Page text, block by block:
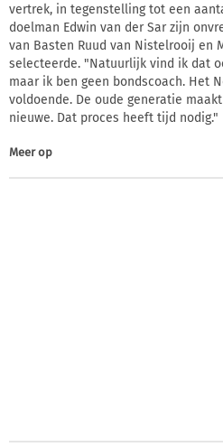
vertrek, in tegenstelling tot een
doelman Edwin van der Sar zijn
van Basten Ruud van Nistelrooij en
selecteerde. "Natuurlijk vind ik dat
maar ik ben geen bondscoach. Het
voldoende. De oude generatie
nieuwe. Dat proces heeft tijd nodig."
Meer op